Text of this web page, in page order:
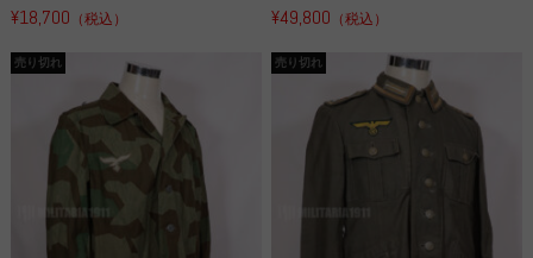
¥18,700 （税込） ¥49,800 （税込）
売り切れ 売り切れ